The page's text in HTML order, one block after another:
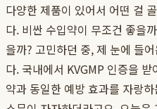
다양한 제품이 있어서 어떤 걸
다. 비싼 수입약이 무조건 좋을
을까? 고민하던 중, 제 눈에 들
다. 국내에서 KVGMP 인증을
약과 동일한 예방 효과를 자랑하